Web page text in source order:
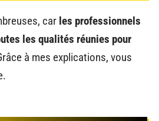
car les professionnels
les qualités réunies pour
à mes explications, vous